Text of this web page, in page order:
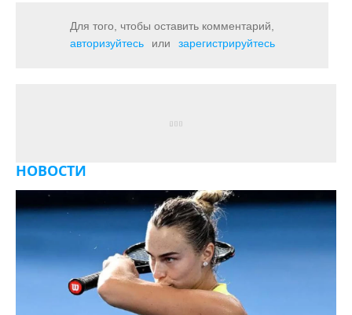
Для того, чтобы оставить комментарий,
авторизуйтесь
или зарегистрируйтесь
НОВОСТИ